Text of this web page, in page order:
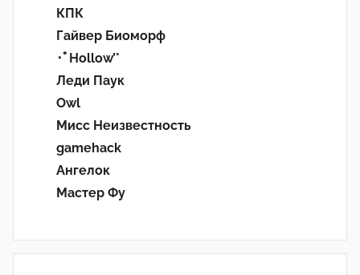
КПК
Гайвер Биоморф
･ﾟHollow’°
Леди Паук
Owl
Мисс Неизвестность
gamehack
Ангелок
Мастер Фу